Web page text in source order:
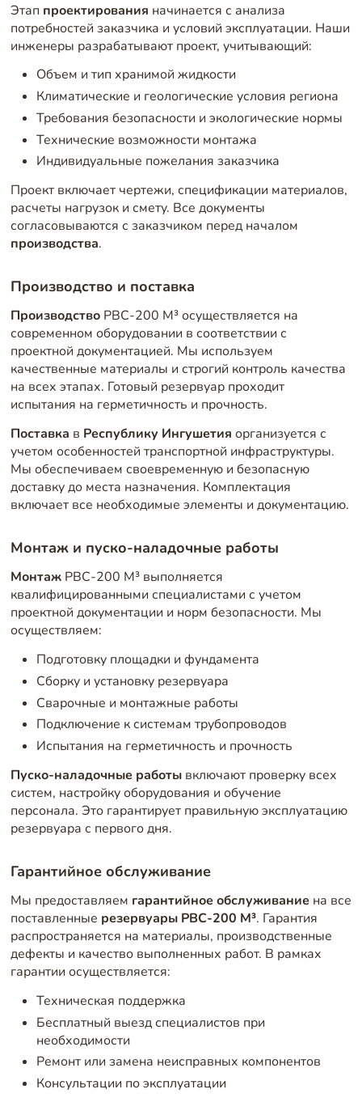
Этап проектирования начинается с анализа
потребностей заказчика и условий эксплуатации. Наши
инженеры разрабатывают проект, учитывающий:
Объем и тип хранимой жидкости
Климатические и геологические условия региона
Требования безопасности и экологические нормы
Технические возможности монтажа
Индивидуальные пожелания заказчика
Проект включает чертежи, спецификации материалов,
расчеты нагрузок и смету. Все документы
согласовываются с заказчиком перед началом
производства.
Производство и поставка
ПроизводствоРВС-200 М³ осуществляется на
современном оборудовании в соответствии с
проектной документацией. Мы используем
качественные материалы и строгий контроль качества
на всех этапах. Готовый резервуар проходит
испытания на герметичность и прочность.
Поставка в Республику Ингушетия организуется с
учетом особенностей транспортной инфраструктуры.
Мы обеспечиваем своевременную и безопасную
доставку до места назначения. Комплектация
включает все необходимые элементы и документацию.
Монтаж и пуско-наладочные работы
МонтажРВС-200 М³ выполняется
квалифицированными специалистами с учетом
проектной документации и норм безопасности. Мы
осуществляем:
Подготовку площадки и фундамента
Сборку и установку резервуара
Сварочные и монтажные работы
Подключение к системам трубопроводов
Испытания на герметичность и прочность
Пуско-наладочные работывключают проверку всех
систем, настройку оборудования и обучение
персонала. Это гарантирует правильную эксплуатацию
резервуара с первого дня.
Гарантийное обслуживание
Мы предоставляем гарантийное обслуживаниена все
поставленные резервуары РВС-200 М³. Гарантия
распространяется на материалы, производственные
дефекты и качество выполненных работ. В рамках
гарантии осуществляется:
Техническая поддержка
Бесплатный выезд специалистов при
необходимости
Ремонт или замена неисправных компонентов
Консультации по эксплуатации